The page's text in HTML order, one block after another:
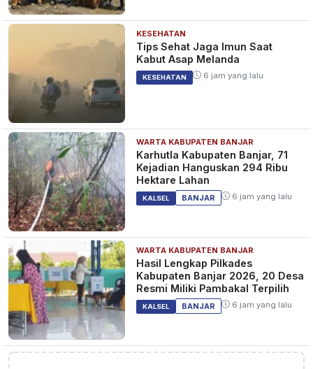
KESEHATAN
Tips Sehat Jaga Imun Saat
Kabut Asap Melanda
KESEHATAN 6 jam yang lalu
WARTA KABUPATEN BANJAR
Karhutla Kabupaten Banjar, 71
Kejadian Hanguskan 294 Ribu
Hektare Lahan
KALSEL BANJAR 6 jam yang lalu
WARTA KABUPATEN BANJAR
Hasil Lengkap Pilkades
Kabupaten Banjar 2026, 20 Desa
Resmi Miliki Pambakal Terpilih
KALSEL BANJAR 6 jam yang lalu